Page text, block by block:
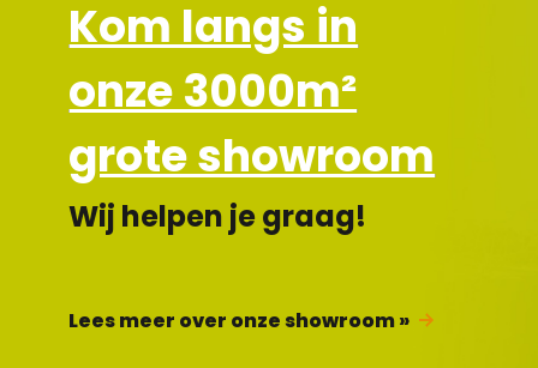
Kom langs in
onze 3000m²
grote showroom
Wij helpen je graag!
Lees meer over onze showroom »